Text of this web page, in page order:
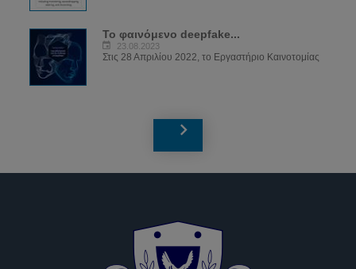
Το φαινόμενο deepfake...
23.08.2023
Στις 28 Απριλίου 2022, το Εργαστήριο Καινοτομίας